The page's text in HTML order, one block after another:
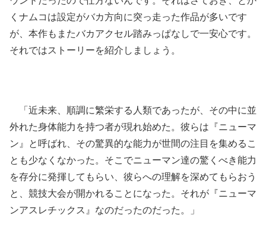
くナムコは設定がバカ方向に突っ走った作品が多いです
が、本作もまたバカアクセル踏みっぱなしで一安心です。
それではストーリーを紹介しましょう。
「近未来、順調に繁栄する人類であったが、その中に並
外れた身体能力を持つ者が現れ始めた。彼らは『ニューマ
ン』と呼ばれ、その驚異的な能力が世間の注目を集めるこ
とも少なくなかった。そこでニューマン達の驚くべき能力
を存分に発揮してもらい、彼らへの理解を深めてもらおう
と、競技大会が開かれることになった。それが『ニューマ
ンアスレチックス』なのだったのだった。」